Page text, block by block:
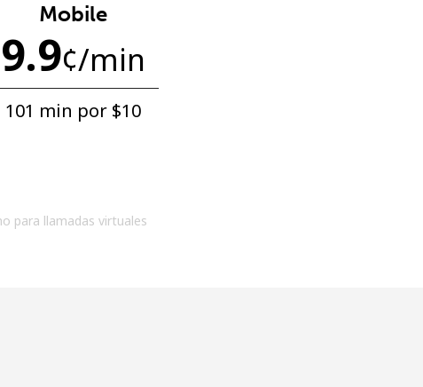
Mobile
9.9¢/min
101 min por ⁦$10⁩
para llamadas virtuales